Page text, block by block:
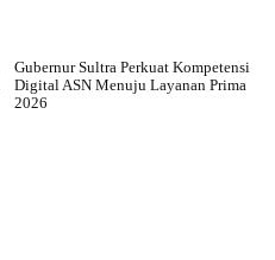
Gubernur Sultra Perkuat Kompetensi
Digital ASN Menuju Layanan Prima
2026